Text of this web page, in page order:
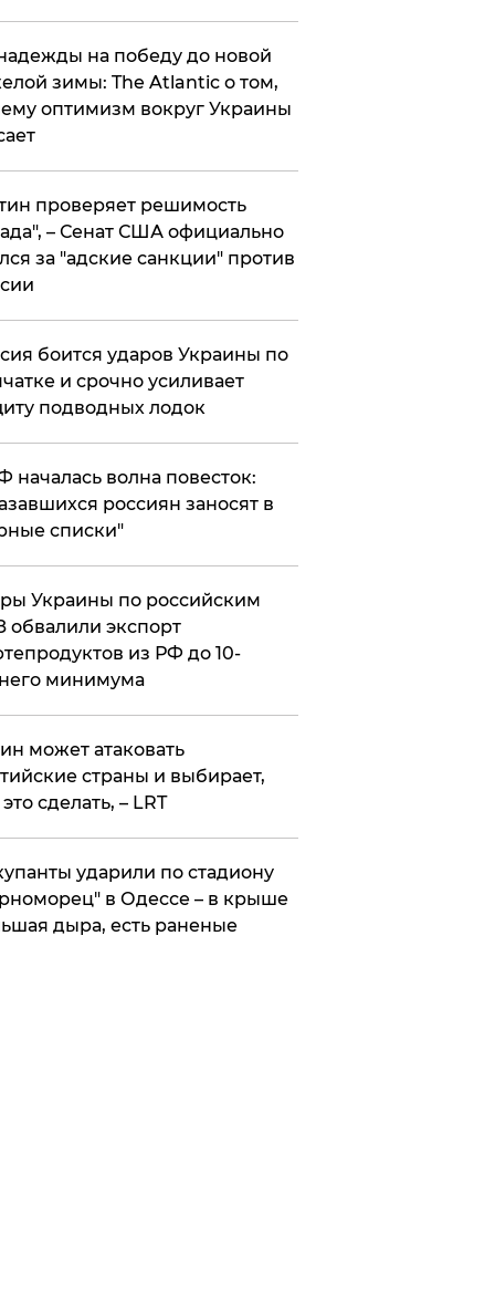
на победу до новой
зимы: The Atlantic о том,
оптимизм вокруг Украины
проверяет решимость
– Сенат США официально
за "адские санкции" против
боится ударов Украины по
и срочно усиливает
подводных лодок
началась волна повесток:
россиян заносят в
списки"
Украины по российским
обвалили экспорт
из РФ до 10-
минимума
может атаковать
страны и выбирает,
сделать, – LRT
ударили по стадиону
в Одессе – в крыше
дыра, есть раненые